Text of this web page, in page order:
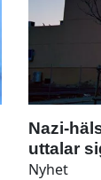
Nazi-
uttalar
Nyhet